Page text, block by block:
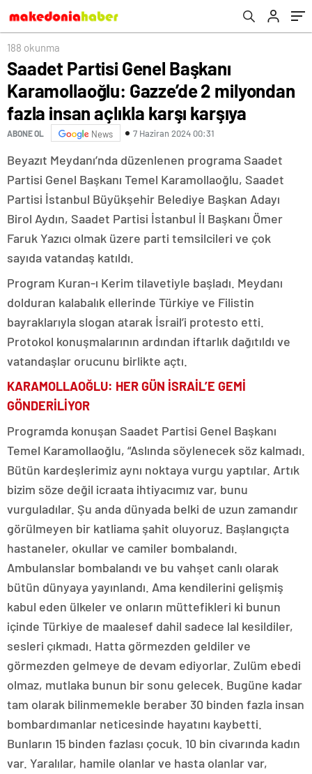
188 okunma
Saadet Partisi Genel Başkanı
Karamollaoğlu: Gazze’de 2 milyondan
fazla insan açlıkla karşı karşıya
ABONE OL News 7 Haziran 2024 00:31
Beyazıt Meydanı’nda düzenlenen programa Saadet
Partisi Genel Başkanı Temel Karamollaoğlu, Saadet
Partisi İstanbul Büyükşehir Belediye Başkan Adayı
Birol Aydın, Saadet Partisi İstanbul İl Başkanı Ömer
Faruk Yazıcı olmak üzere parti temsilcileri ve çok
sayıda vatandaş katıldı.
Program Kuran-ı Kerim tilavetiyle başladı. Meydanı
dolduran kalabalık ellerinde Türkiye ve Filistin
bayraklarıyla slogan atarak İsrail’i protesto etti.
Protokol konuşmalarının ardından iftarlık dağıtıldı ve
vatandaşlar orucunu birlikte açtı.
KARAMOLLAOĞLU: HER GÜN İSRAİL’E GEMİ
GÖNDERİLİYOR
Programda konuşan Saadet Partisi Genel Başkanı
Temel Karamollaoğlu, “Aslında söylenecek söz kalmadı.
Bütün kardeşlerimiz aynı noktaya vurgu yaptılar. Artık
bizim söze değil icraata ihtiyacımız var, bunu
vurguladılar. Şu anda dünyada belki de uzun zamandır
görülmeyen bir katliama şahit oluyoruz. Başlangıçta
hastaneler, okullar ve camiler bombalandı.
Ambulanslar bombalandı ve bu vahşet canlı olarak
bütün dünyaya yayınlandı. Ama kendilerini gelişmiş
kabul eden ülkeler ve onların müttefikleri ki bunun
içinde Türkiye de maalesef dahil sadece lal kesildiler,
sesleri çıkmadı. Hatta görmezden geldiler ve
görmezden gelmeye de devam ediyorlar. Zulüm ebedi
olmaz, mutlaka bunun bir sonu gelecek. Bugüne kadar
tam olarak bilinmemekle beraber 30 binden fazla insan
bombardımanlar neticesinde hayatını kaybetti.
Bunların 15 binden fazlası çocuk. 10 bin civarında kadın
var. Yaralılar, hamile olanlar ve hasta olanlar var,